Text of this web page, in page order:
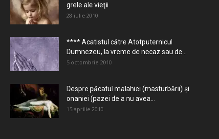
grele ale vieţii
28 iulie 2010
**** Acatistul către Atotputernicul
Dumnezeu, la vreme de necaz sau de...
5 octombrie 2010
Despre păcatul malahiei (masturbării) şi
onaniei (pazei de a nu avea...
15 aprilie 2010